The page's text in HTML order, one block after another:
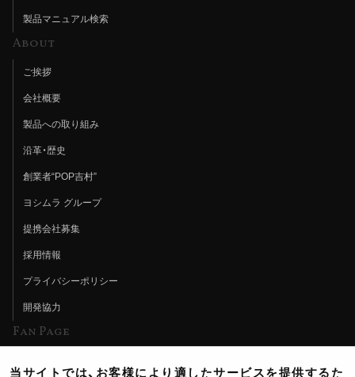
製品マニュアル検索
About
ご挨拶
会社概要
製品への取り組み
沿革・歴史
創業者“POP吉村”
ヨシムラ グループ
提携会社募集
採用情報
プライバシーポリシー
開発協力
Fan Page
当サイトでは、お客様により適したサービスを提供するた